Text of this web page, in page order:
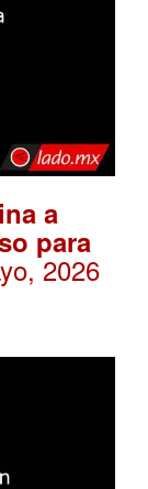
a
para
2026